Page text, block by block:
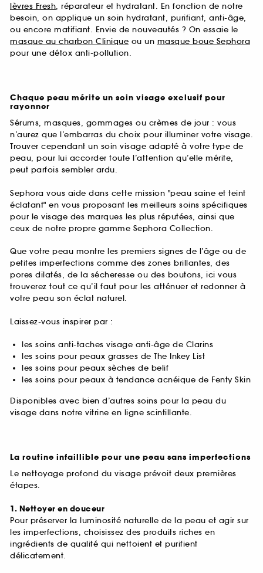
lèvres Fresh, réparateur et hydratant. En fonction de notre
besoin, on applique un soin hydratant, purifiant, anti-âge,
ou encore matifiant. Envie de nouveautés ? On essaie le
masque au charbon Clinique ou un masque boue Sephora
pour une détox anti-pollution.
Chaque peau mérite un soin visage exclusif pour
rayonner
Sérums, masques, gommages ou crèmes de jour : vous
n’aurez que l’embarras du choix pour illuminer votre visage.
Trouver cependant un soin visage adapté à votre type de
peau, pour lui accorder toute l’attention qu’elle mérite,
peut parfois sembler ardu.
Sephora vous aide dans cette mission "peau saine et teint
éclatant" en vous proposant les meilleurs soins spécifiques
pour le visage des marques les plus réputées, ainsi que
ceux de notre propre gamme Sephora Collection.
Que votre peau montre les premiers signes de l’âge ou de
petites imperfections comme des zones brillantes, des
pores dilatés, de la sécheresse ou des boutons, ici vous
trouverez tout ce qu’il faut pour les atténuer et redonner à
votre peau son éclat naturel.
Laissez-vous inspirer par :
les soins anti-taches visage anti-âge de Clarins
les soins pour peaux grasses de The Inkey List
les soins pour peaux sèches de belif
les soins pour peaux à tendance acnéique de Fenty Skin
Disponibles avec bien d’autres soins pour la peau du
visage dans notre vitrine en ligne scintillante.
La routine infaillible pour une peau sans imperfections
Le nettoyage profond du visage prévoit deux premières
étapes.
1. Nettoyer en douceur
Pour préserver la luminosité naturelle de la peau et agir sur
les imperfections, choisissez des produits riches en
ingrédients de qualité qui nettoient et purifient
délicatement.